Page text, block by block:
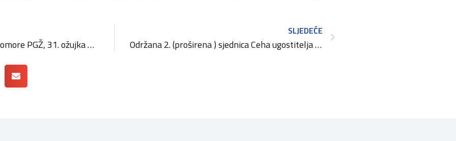
Bal obrtnika Obrtničke komore PGŽ, 31. ožujka 2023. u Kristalnoj dvorani
SLJEDEĆE
Održana 2. (proširena ) sjednica Ceha ugostitelja i turističkih djelatnika OK PGŽ